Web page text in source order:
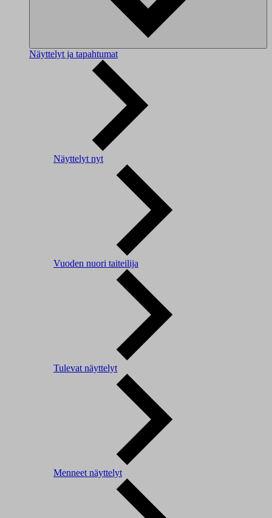
Näyttelyt ja tapahtumat
Näyttelyt nyt
Vuoden nuori taiteilija
Tulevat näyttelyt
Menneet näyttelyt